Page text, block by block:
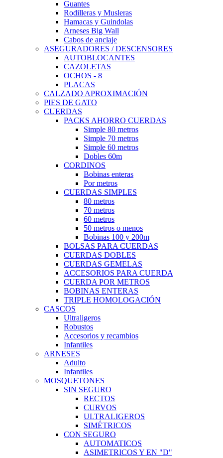
Guantes
Rodilleras y Musleras
Hamacas y Guindolas
Arneses Big Wall
Cabos de anclaje
ASEGURADORES / DESCENSORES
AUTOBLOCANTES
CAZOLETAS
OCHOS - 8
PLACAS
CALZADO APROXIMACIÓN
PIES DE GATO
CUERDAS
PACKS AHORRO CUERDAS
Simple 80 metros
Simple 70 metros
Simple 60 metros
Dobles 60m
CORDINOS
Bobinas enteras
Por metros
CUERDAS SIMPLES
80 metros
70 metros
60 metros
50 metros o menos
Bobinas 100 y 200m
BOLSAS PARA CUERDAS
CUERDAS DOBLES
CUERDAS GEMELAS
ACCESORIOS PARA CUERDA
CUERDA POR METROS
BOBINAS ENTERAS
TRIPLE HOMOLOGACIÓN
CASCOS
Ultraligeros
Robustos
Accesorios y recambios
Infantiles
ARNESES
Adulto
Infantiles
MOSQUETONES
SIN SEGURO
RECTOS
CURVOS
ULTRALIGEROS
SIMÉTRICOS
CON SEGURO
AUTOMATICOS
ASIMETRICOS Y EN "D"